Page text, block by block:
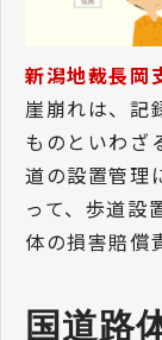
新潟地裁長岡
崖崩れは、記
ものといわざ
道の設置管理
って、歩道設
体の損害賠償
国道路